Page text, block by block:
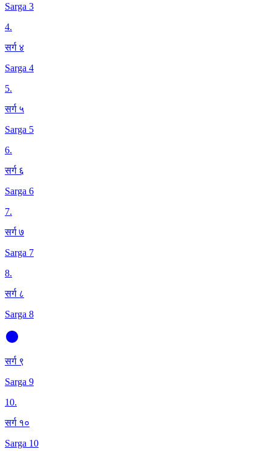
Sarga 3
4.
सर्ग ४
Sarga 4
5.
सर्ग ५
Sarga 5
6.
सर्ग ६
Sarga 6
7.
सर्ग ७
Sarga 7
8.
सर्ग ८
Sarga 8
सर्ग ९
Sarga 9
10.
सर्ग १०
Sarga 10